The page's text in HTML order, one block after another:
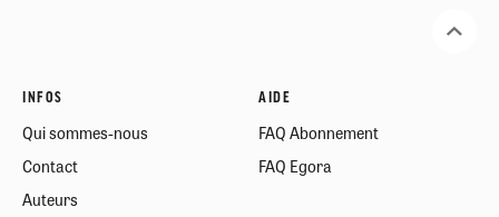
INFOS
Qui sommes-nous
Contact
Auteurs
AIDE
FAQ Abonnement
FAQ Egora